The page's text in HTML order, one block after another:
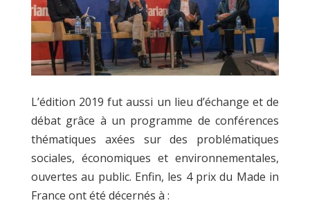
L’édition 2019 fut aussi un lieu d’échange et de
débat grâce à un programme de conférences
thématiques axées sur des problématiques
sociales, économiques et environnementales,
ouvertes au public. Enfin, les 4 prix du Made in
France ont été décernés à :